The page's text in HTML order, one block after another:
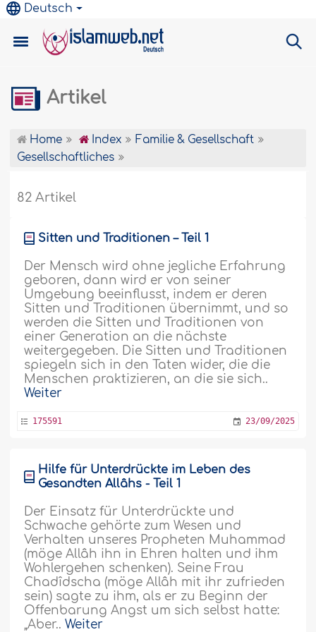
Deutsch
Artikel
Home Index
Familie & Gesellschaft
Gesellschaftliches
82 Artikel
Sitten und Traditionen – Teil 1
Der Mensch wird ohne jegliche Erfahrung
geboren, dann wird er von seiner
Umgebung beeinflusst, indem er deren
Sitten und Traditionen übernimmt, und so
werden die Sitten und Traditionen von
einer Generation an die nächste
weitergegeben. Die Sitten und Traditionen
spiegeln sich in den Taten wider, die die
Menschen praktizieren, an die sie sich..
Weiter
175591 23/09/2025
Hilfe für Unterdrückte im Leben des
Gesandten Allâhs - Teil 1
Der Einsatz für Unterdrückte und
Schwache gehörte zum Wesen und
Verhalten unseres Propheten Muhammad
(möge Allâh ihn in Ehren halten und ihm
Wohlergehen schenken). Seine Frau
Chadîdscha (möge Allâh mit ihr zufrieden
sein) sagte zu ihm, als er zu Beginn der
Offenbarung Angst um sich selbst hatte:
„Aber..Weiter